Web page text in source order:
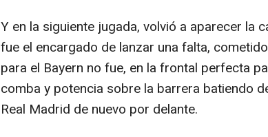
Y en la siguiente jugada, volvió a aparecer la
fue el encargado de lanzar una falta,
para el Bayern no fue, en la frontal perfecta
comba y potencia sobre la barrera batiendo
Real Madrid de nuevo por delante.